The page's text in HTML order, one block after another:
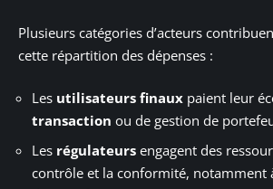
Plusieurs catégories d’acteurs
cette répartition des dépenses :
Les utilisateurs finaux paient leur
transaction ou de gestion de
Les régulateurs engagent des
contrôle et la conformité, notamment